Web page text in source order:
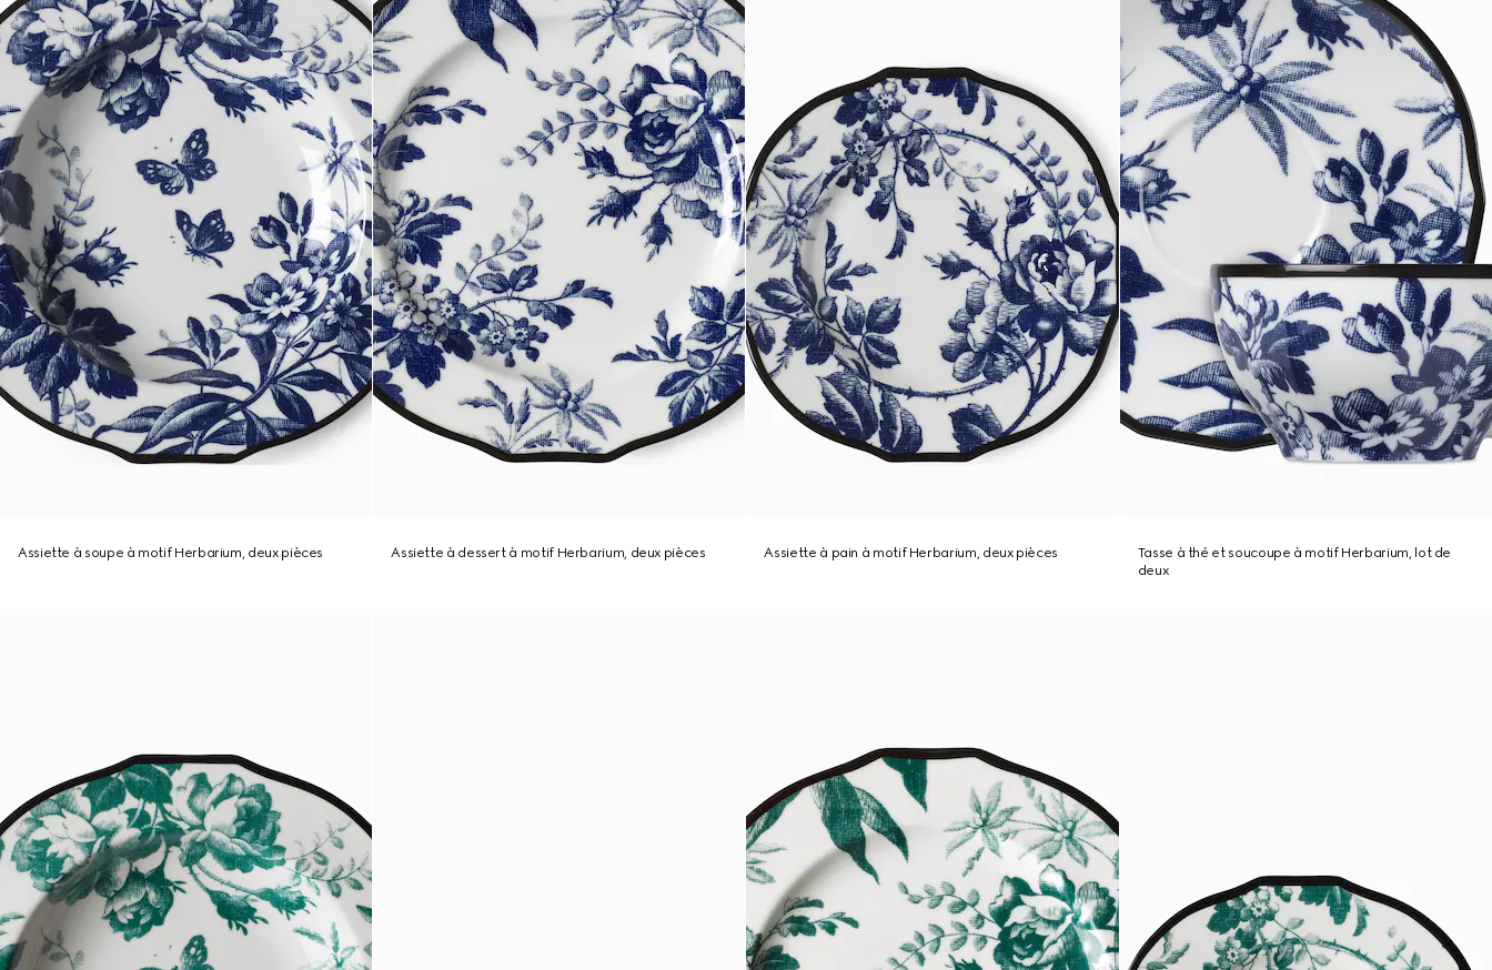
Assiette à soupe à motif Herbarium, deux pièces Assiette à dessert à motif Herbarium, deux pièces Assiette à pain à motif Herbarium, deux pièces
Tasse à thé et soucoupe à motif Herbarium, lot de
deux